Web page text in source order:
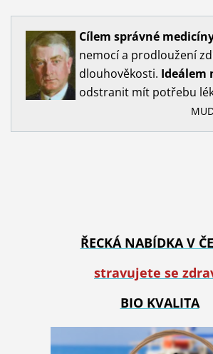
Cílem správné
nemocí a prodloužení
dlouhověkosti. Ideálem
odstranit mít potřebu
ŘECKÁ NABÍDKA V
stravujete se
BIO KVALITA